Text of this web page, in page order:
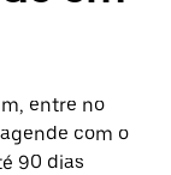
entre no
com o
90 dias